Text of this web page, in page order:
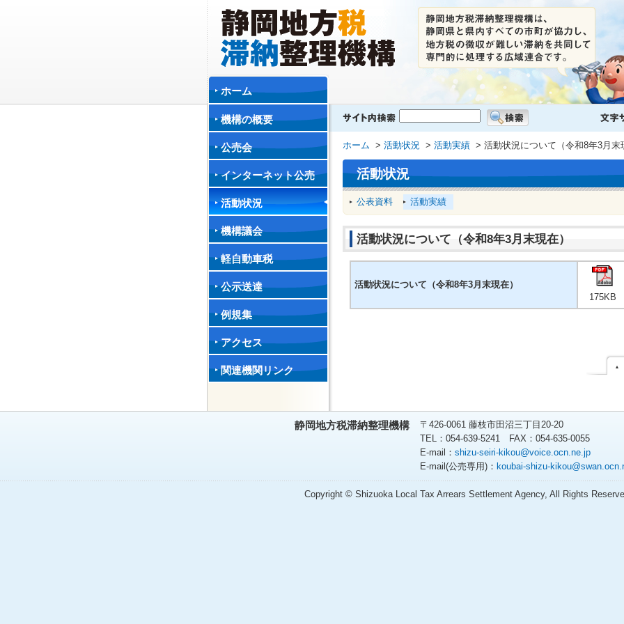
ホーム
機構の概要
公売会
インターネット公売
活動状況
機構議会
軽自動車税
公示送達
例規集
アクセス
関連機関リンク
ホーム > 活動状況 > 活動実績 > 活動状況について（令和8年3月末
活動状況
公表資料 活動実績
活動状況について（令和8年3月末現在）
活動状況について（令和8年3月末現在）
175KB
静岡地方税滞納整理機構
〒426-0061 藤枝市田沼三丁目20-20
TEL：054-639-5241 FAX：054-635-0055
E-mail： shizu-seiri-kikou@voice.ocn.ne.jp
E-mail(公売専用)： koubai-shizu-
Copyright © Shizuoka Local Tax Arrears Settlement Agency, All Rights